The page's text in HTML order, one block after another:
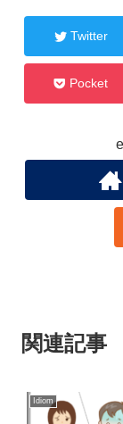
Twitter
Pocket
関連記事
Idiom